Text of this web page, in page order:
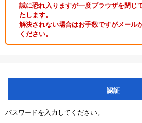
誠に恐れ入りますが一度ブラウザを閉じ
たします。
解決されない場合はお手数ですがメール
ください。
認証
パスワードを入力してください。